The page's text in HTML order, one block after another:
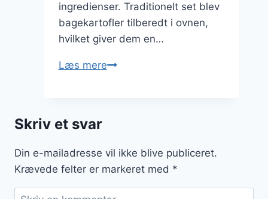
ingredienser. Traditionelt set blev
bagekartofler tilberedt i ovnen,
hvilket giver dem en…
Læs mereBagte
Skriv et svar
Din e-mailadresse vil ikke blive publiceret.
Krævede felter er markeret med *